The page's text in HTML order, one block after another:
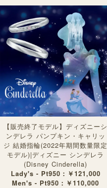
【販売終了モデル】ディズニーシ
ンデレラ パンプキン・キャリッ
ジ 結婚指輪(2022年期間数量限定
モデル)|ディズニー シンデレラ
(Disney Cinderella)
Lady's - Pt950：￥121,000
Men's - Pt950：￥110,000